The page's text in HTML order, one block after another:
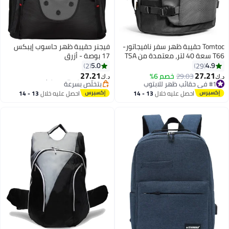
Tomtoc حقيبة ظهر سفر نافيجاتور-
T66 سعة 40 لتر، معتمدة من TSA
كأمتعة يد صديقة للطيران، مقاومة
للماء وخفيفة الوزن، حقيبة عمل
متينة، حقيبة عطلة كبيرة تناسب
حاسوب محمول بحجم 17.3 بوصة
4.9
29
د.ك‏27.21
29.03 خصم 6%
#1 في حقائب ظهر للابتوب
#1 في حقائب ظهر للابتوب احصل عليه خلال 13 - 14
فيجنر حقيبة ظهر حاسوب إيبكس
17 بوصة - أزرق
5.0
2
د.ك‏27.21
#2 في حقائب ظهر للابتوب
أقل سعر في 30 يوم
بتخلّص بسرعة
#2 في حقائب ظهر للابتوب احصل عليه خلال 13 - 14